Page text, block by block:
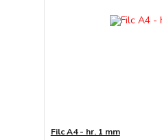
Filc A4 - hr. 1 mm